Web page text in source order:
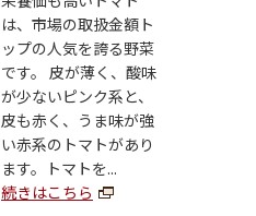
は、市場の取扱金額ト
ップの人気を誇る野菜
です。 皮が薄く、酸味
が少ないピンク系と、
皮も赤く、うま味が強
い赤系のトマトがあり
ます。トマトを...
続きはこちら